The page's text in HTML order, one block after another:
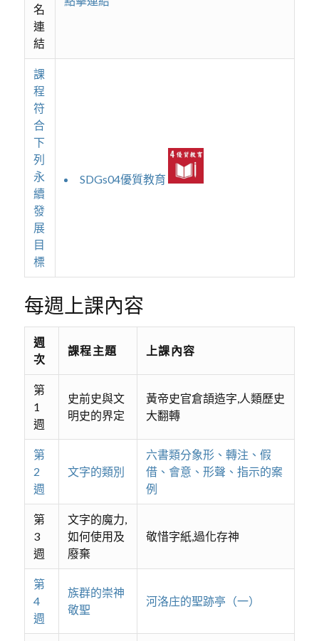
名
連
結
課
程
符
合
下
列
永
續
發
展
目
標
SDGs04優質教育
每週上課內容
週
次
課程主題 上課內容
第
1
週
史前史與文
明史的界定
黃帝史官倉頡造字,人類歷史
大翻轉
第
2
週
文字的類別
六書類分象形、轉注、假
借、會意、形聲、指示的案
例
第
3
週
文字的魔力,
如何使用及
廢棄
敬惜字紙,過化存神
第
4
週
族群的崇神
敬聖
河洛庄的聖跡亭（一）